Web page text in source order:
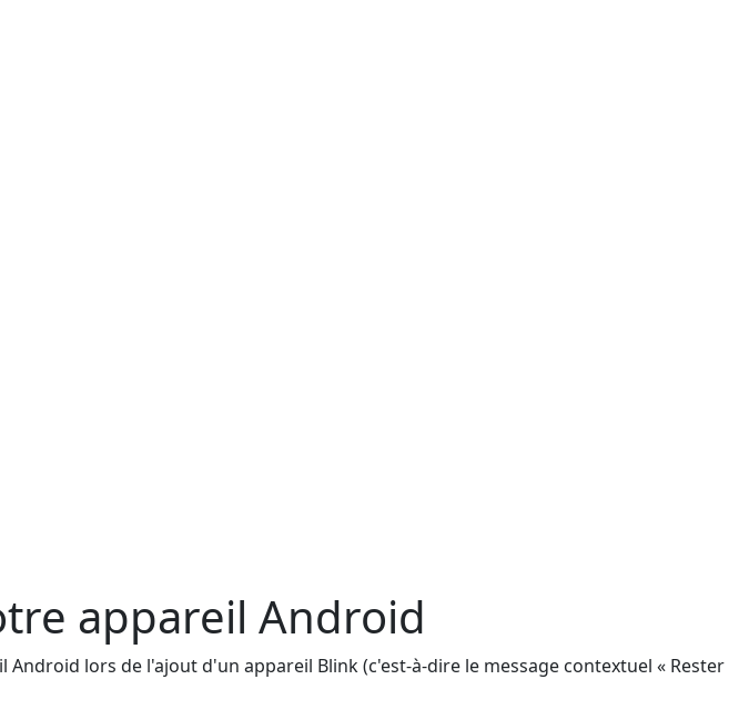
appareil Android
lors de l'ajout d'un appareil Blink (c'est-à-dire le message contextuel « Rester